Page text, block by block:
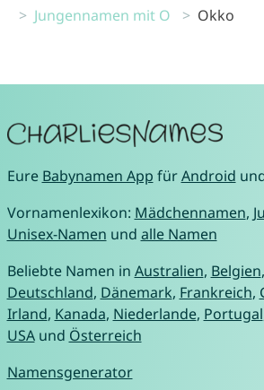
Jungennamen mit O
Okko
Eure Babynamen App fürAndroid
Vornamenlexikon: Mädchennamen,
Unisex-Namen und alle Namen
Beliebte Namen in Australien, Belgien,
Deutschland, Dänemark, Frankreich,
Irland, Kanada, Niederlande, Portugal
USAund Österreich
Namensgenerator